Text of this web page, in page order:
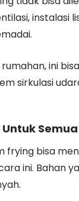
instalasi
rumahan, ini
sirkulasi
frying bisa
ini. Bahan